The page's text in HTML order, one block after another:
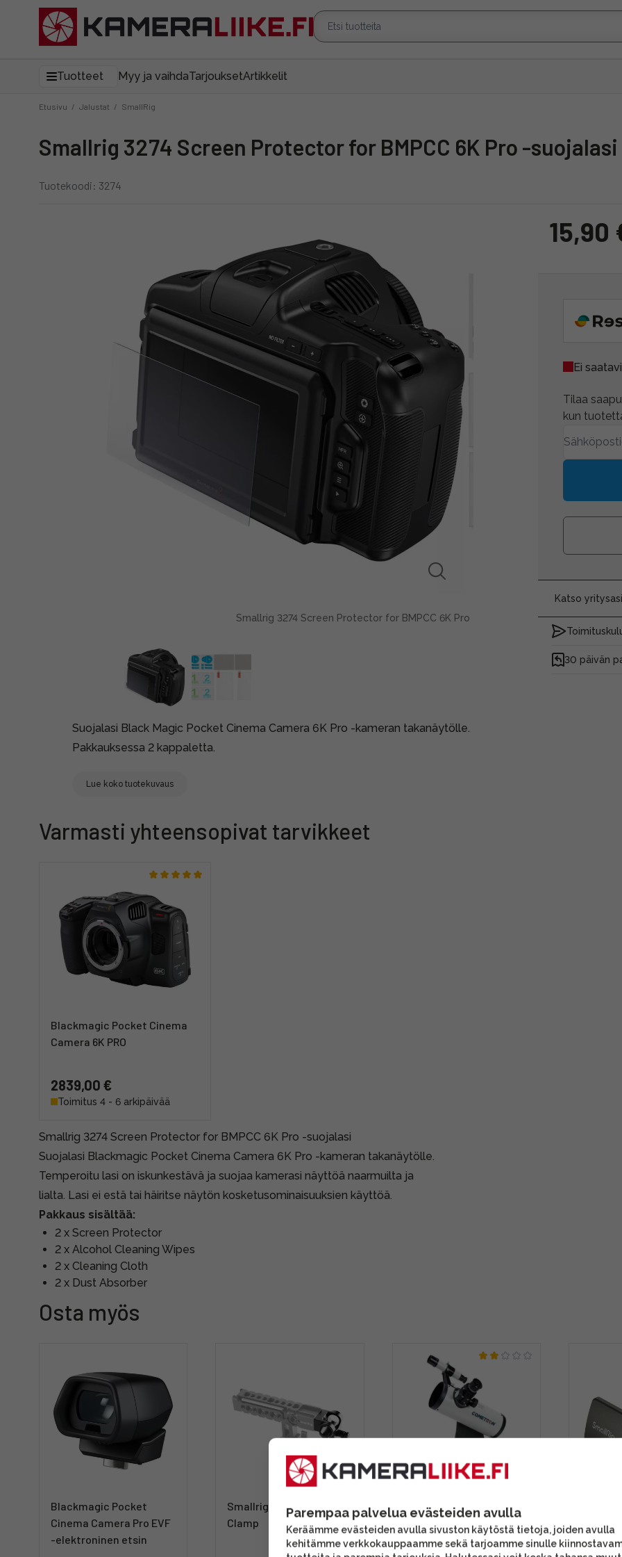
Tuotteet Myy ja vaihdaTarjouksetArtikkelit
Etusivu / Jalustat / SmallRig
Smallrig 3274 Screen Protector for BMPCC 6K Pro -suojalasi
Tuotekoodi: 3274
Smallrig 3274 Screen Protector for BMPCC 6K Pro
Suojalasi Black Magic Pocket Cinema Camera 6K Pro -kameran takanäytölle.
Pakkauksessa 2 kappaletta.
Lue koko tuotekuvaus
15,90
Ei
Tilaa
kun
Katso
30 päivän
Varmasti yhteensopivat tarvikkeet
Blackmagic Pocket Cinema
Camera 6K PRO
2839,00 €
Toimitus 4 - 6 arkipäivää
Smallrig 3274 Screen Protector for BMPCC 6K Pro -suojalasi
Suojalasi Blackmagic Pocket Cinema Camera 6K Pro -kameran takanäytölle.
Temperoitu lasi on iskunkestävä ja suojaa kamerasi näyttöä naarmuilta ja
lialta. Lasi ei estä tai häiritse näytön kosketusominaisuuksien käyttöä.
Pakkaus sisältää:
2 x Screen Protector
2 x Alcohol Cleaning Wipes
2 x Cleaning Cloth
2 x Dust Absorber
Osta myös
Blackmagic Pocket
Cinema Camera Pro EVF
-elektroninen etsin
Smallrig 1995 15mm Rod
Clamp
Celestron Cometron
Firstscope aloittelijan
tähtikaukoputki
Power
Parempaa palvelua evästeiden avulla
Keräämme evästeiden avulla sivuston käytöstä tietoja, joiden avulla
kehitämme verkkokauppaamme sekä tarjoamme sinulle